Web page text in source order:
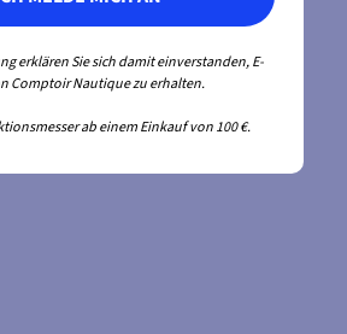
erklären Sie sich damit einverstanden, E-
Comptoir Nautique zu erhalten.
ab einem Einkauf von 100 €.